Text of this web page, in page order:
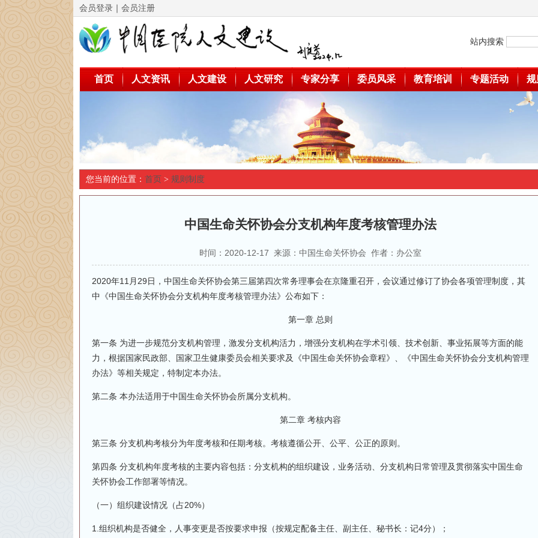
会员登录 ｜ 会员注册
站内搜索
首页 人文资讯 人文建设 人文研究 专家分享 委员风采 教育培训 专题活动 规
您当前的位置： 首页 > 规则制度
中国生命关怀协会分支机构年度考核管理办法
时间：2020-12-17 来源：中国生命关怀协会 作者：办公室
2020年11月29日，中国生命关怀协会第三届第四次常务理事会在京隆重召开，会议通过修订了协会各项管理制度，其
中《中国生命关怀协会分支机构年度考核管理办法》公布如下：
第一章 总则
第一条 为进一步规范分支机构管理，激发分支机构活力，增强分支机构在学术引领、技术创新、事业拓展等方面的能
力，根据国家民政部、国家卫生健康委员会相关要求及《中国生命关怀协会章程》、《中国生命关怀协会分支机构管理
办法》等相关规定，特制定本办法。
第二条 本办法适用于中国生命关怀协会所属分支机构。
第二章 考核内容
第三条 分支机构考核分为年度考核和任期考核。考核遵循公开、公平、公正的原则。
第四条 分支机构年度考核的主要内容包括：分支机构的组织建设，业务活动、分支机构日常管理及贯彻落实中国生命
关怀协会工作部署等情况。
（一）组织建设情况（占20%）
1.组织机构是否健全，人事变更是否按要求申报（按规定配备主任、副主任、秘书长：记4分）；